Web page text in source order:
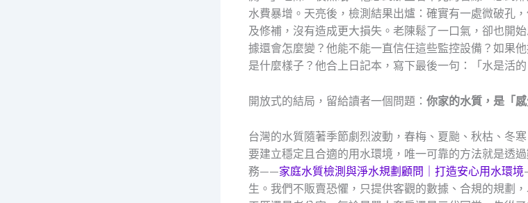
水費暴增。天亮後，檢測結果出爐：確實有一處微破孔
及修補，沒有造成更大損失。老陳鬆了一口氣，卻也開
據還會怎麼變？他能不能一直信任這些監控設備？如果
是什麼樣子？他合上日記本，寫下最後一句：「水是活
開放式的結局，留給讀者一個問題： 你家的水質，是「
台灣的水質隨著季節劇烈波動，春梅、夏颱、秋枯、冬
要建立穩定且合適的用水環境，唯一可靠的方法就是透過
務——家庭水質檢測與淨水規劃顧問｜打造安心用水環境
生。我們不販賣恐懼，只提供客觀的數據、合規的規劃